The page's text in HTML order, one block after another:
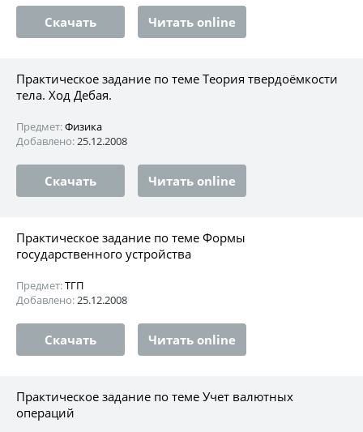
Скачать Читать online
Практическое задание по теме Теория твердоёмкости
тела. Ход Дебая.
Предмет:Физика
Добавлено:25.12.2008
Скачать Читать online
Практическое задание по теме Формы
государственного устройства
Предмет:ТГП
Добавлено:25.12.2008
Скачать Читать online
Практическое задание по теме Учет валютных
операций